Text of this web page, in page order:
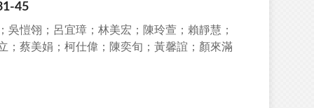
45
愷翎；呂宜璋；林美宏；陳玲萱；賴靜慧；
；蔡美娟；柯仕偉；陳奕旬；黃馨誼；顏來滿